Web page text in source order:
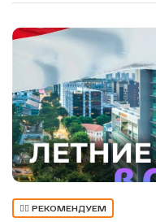
👍🏼 РЕКОМЕНДУЕМ